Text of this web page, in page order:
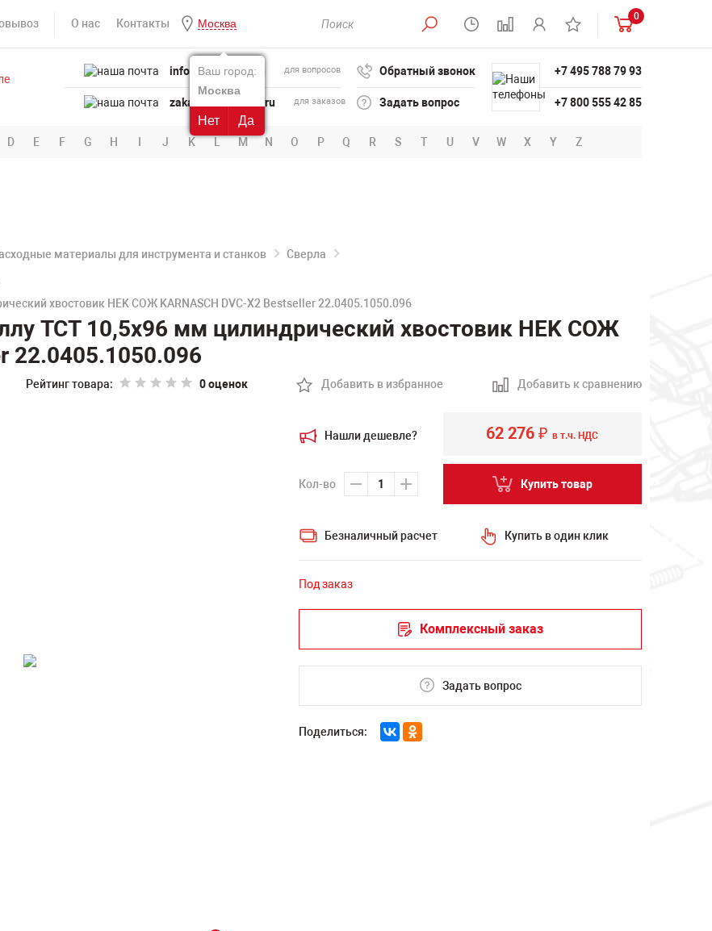
О нас Контакты Москва
Ваш город:
Москва
Нет Да
0
info@powertool.ru для вопросов
zakaz@powertool.ru для заказов
Обратный звонок
Задать вопрос
+7 495 788 79 93
+7 800 555 42 85
D E F G H I J K L M N O P Q R S T U V W X Y Z
материалы для инструмента и станков Сверла
хвостовик HEK СОЖ KARNASCH DVC-X2 Bestseller 22.0405.1050.096
TCT 10,5х96 мм цилиндрический хвостовик HEK СОЖ
22.0405.1050.096
Рейтинг товара: 0 оценок Добавить в избранное Добавить к сравнению
Нашли дешевле?
Кол-во
62 276₽ в т.ч. НДС
Купить товар
Безналичный расчет Купить в один клик
Под заказ
Комплексный заказ
Задать вопрос
Поделиться: